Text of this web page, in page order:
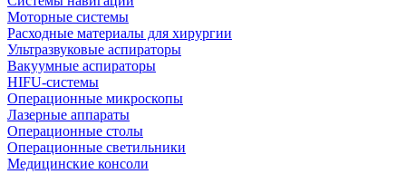
Моторные системы
Расходные материалы для хирургии
Ультразвуковые аспираторы
Вакуумные аспираторы
HIFU-системы
Операционные микроскопы
Лазерные аппараты
Операционные столы
Операционные светильники
Медицинские консоли